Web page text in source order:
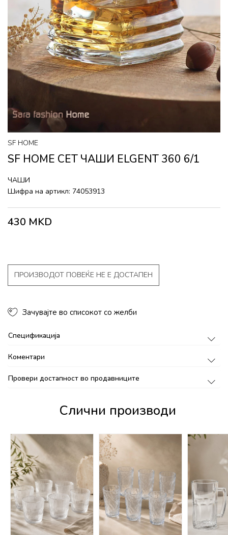
SF HOME
SF HOME СЕТ ЧАШИ ELGENT 360 6/1
ЧАШИ
Шифра на артикл: 74053913
430 MKD
ПРОИЗВОДОТ ПОВЕЌЕ НЕ Е ДОСТАПЕН
Зачувајте во списокот со желби
Спецификација
Коментари
Провери достапност во продавниците
Слични производи